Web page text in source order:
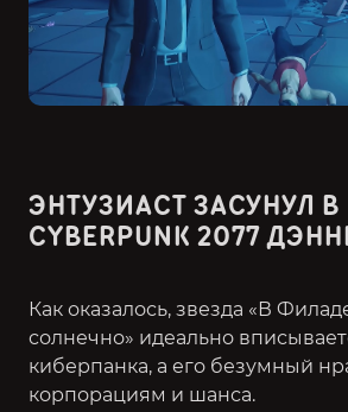
ЭНТУЗИАСТ ЗАСУНУЛ В
CYBERPUNK 2077
Как оказалось, звезда «В
солнечно» идеально
киберпанка, а его безумный
корпорациям и шанса.